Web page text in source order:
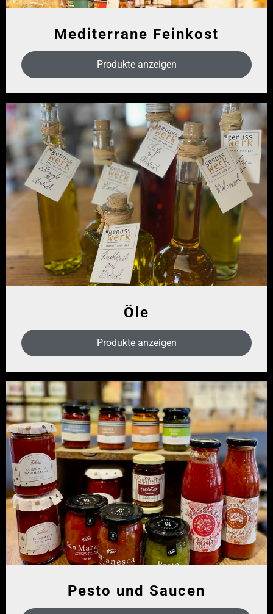
Mediterrane Feinkost
Produkte anzeigen
Öle
Produkte anzeigen
Pesto und Saucen